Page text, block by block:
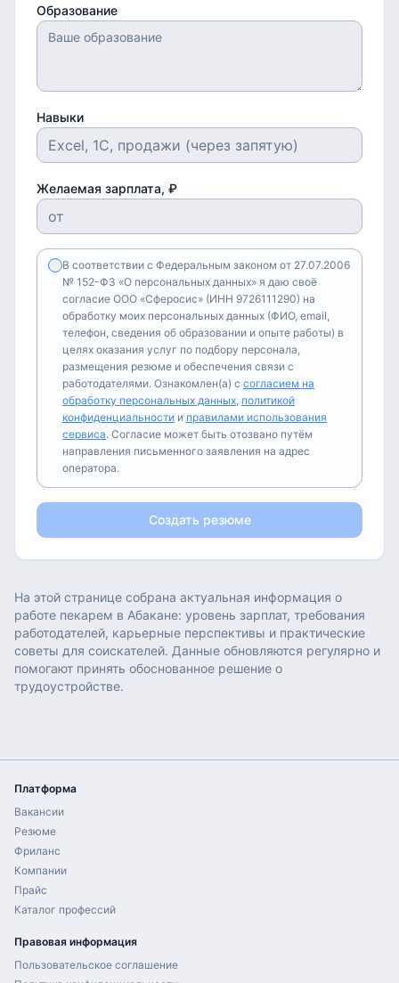
Образование
Навыки
Желаемая зарплата, ₽
В соответствии с Федеральным законом от 27.07.2006
№ 152-ФЗ «О персональных данных» я даю своё
согласие ООО «Сферосис» (ИНН 9726111290) на
обработку моих персональных данных (ФИО, email,
телефон, сведения об образовании и опыте работы) в
целях оказания услуг по подбору персонала,
размещения резюме и обеспечения связи с
работодателями. Ознакомлен(а) с согласием на
обработку персональных данных, политикой
конфиденциальности и правилами использования
сервиса. Согласие может быть отозвано путём
направления письменного заявления на адрес
оператора.
Создать резюме
На этой странице собрана актуальная информация о
работе пекарем в Абакане: уровень зарплат, требования
работодателей, карьерные перспективы и практические
советы для соискателей. Данные обновляются регулярно и
помогают принять обоснованное решение о
трудоустройстве.
Платформа
Вакансии
Резюме
Фриланс
Компании
Прайс
Каталог профессий
Правовая информация
Пользовательское соглашение